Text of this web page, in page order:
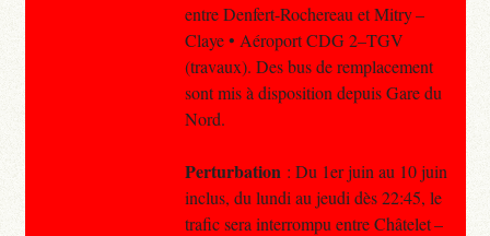
entre Denfert-Rochereau et Mitry –
Claye • Aéroport CDG 2–TGV
(travaux). Des bus de remplacement
sont mis à disposition depuis Gare du
Nord.
Perturbation : Du 1er juin au 10 juin
inclus, du lundi au jeudi dès 22:45, le
trafic sera interrompu entre Châtelet –